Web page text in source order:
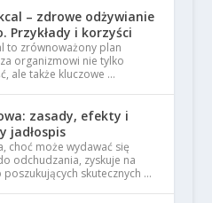
– zdrowe odżywianie
Przykłady i korzyści
to zrównoważony plan
organizmowi nie tylko
ale także kluczowe …
zasady, efekty i
jadłospis
choć może wydawać się
odchudzania, zyskuje na
skutecznych …